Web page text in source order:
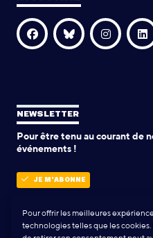
Pour offrir les meilleures
technologies telles que les
NEWSLETTER
Pour être tenu au courant de
événements !
JE M'ABONNE
POLITIQUE DE CONFIDENTIALITÉ